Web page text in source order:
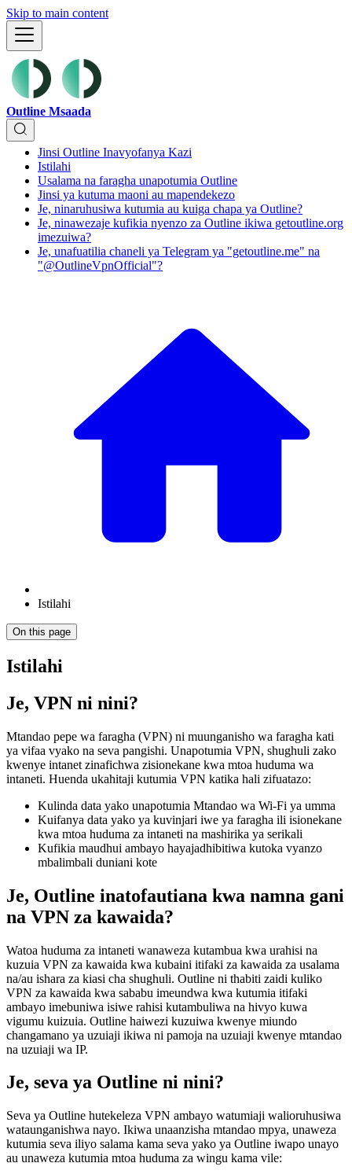
Skip to main content
Outline Msaada
Jinsi Outline Inavyofanya Kazi
Istilahi
Usalama na faragha unapotumia Outline
Jinsi ya kutuma maoni au mapendekezo
Je, ninaruhusiwa kutumia au kuiga chapa ya Outline?
Je, ninawezaje kufikia nyenzo za Outline ikiwa getoutline.org
imezuiwa?
Je, unafuatilia chaneli ya Telegram ya "getoutline.me" na
"@OutlineVpnOfficial"?
Istilahi
On this page
Istilahi
Je, VPN ni nini?
Mtandao pepe wa faragha (VPN) ni muunganisho wa faragha kati
ya vifaa vyako na seva pangishi. Unapotumia VPN, shughuli zako
kwenye intanet zinafichwa zisionekane kwa mtoa huduma wa
intaneti. Huenda ukahitaji kutumia VPN katika hali zifuatazo:
Kulinda data yako unapotumia Mtandao wa Wi-Fi ya umma
Kuifanya data yako ya kuvinjari iwe ya faragha ili isionekane
kwa mtoa huduma za intaneti na mashirika ya serikali
Kufikia maudhui ambayo hayajadhibitiwa kutoka vyanzo
mbalimbali duniani kote
Je, Outline inatofautiana kwa namna gani
na VPN za kawaida?
Watoa huduma za intaneti wanaweza kutambua kwa urahisi na
kuzuia VPN za kawaida kwa kubaini itifaki za kawaida za usalama
na/au ishara za kiasi cha shughuli. Outline ni thabiti zaidi kuliko
VPN za kawaida kwa sababu imeundwa kwa kutumia itifaki
ambayo imebuniwa isiwe rahisi kutambuliwa na hivyo kuwa
vigumu kuizuia. Outline haiwezi kuzuiwa kwenye miundo
changamano ya uzuiaji ikiwa ni pamoja na uzuiaji kwenye mtandao
na uzuiaji wa IP.
Je, seva ya Outline ni nini?
Seva ya Outline hutekeleza VPN ambayo watumiaji walioruhusiwa
wataunganishwa nayo. Ikiwa unaanzisha mtandao mpya, unaweza
kutumia seva iliyo salama kama seva yako ya Outline iwapo unayo
au unaweza kutumia mtoa huduma za wingu kama vile: